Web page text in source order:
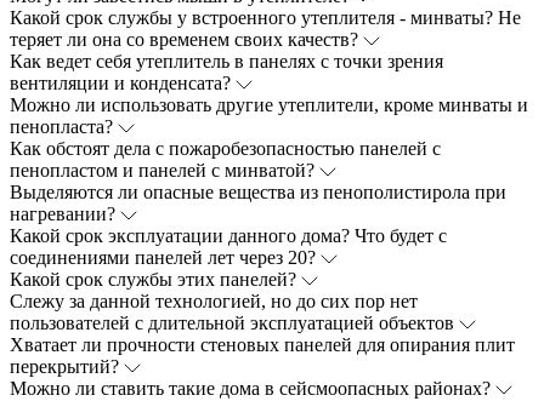
Какой срок службы у встроенного утеплителя - минваты? Не
теряет ли она со временем своих качеств?
Как ведет себя утеплитель в панелях с точки зрения
вентиляции и конденсата?
Можно ли использовать другие утеплители, кроме минваты и
пенопласта?
Как обстоят дела с пожаробезопасностью панелей с
пенопластом и панелей с минватой?
Выделяются ли опасные вещества из пенополистирола при
нагревании?
Какой срок эксплуатации данного дома? Что будет с
соединениями панелей лет через 20?
Какой срок службы этих панелей?
Слежу за данной технологией, но до сих пор нет
пользователей с длительной эксплуатацией объектов
Хватает ли прочности стеновых панелей для опирания плит
перекрытий?
Можно ли ставить такие дома в сейсмоопасных районах?